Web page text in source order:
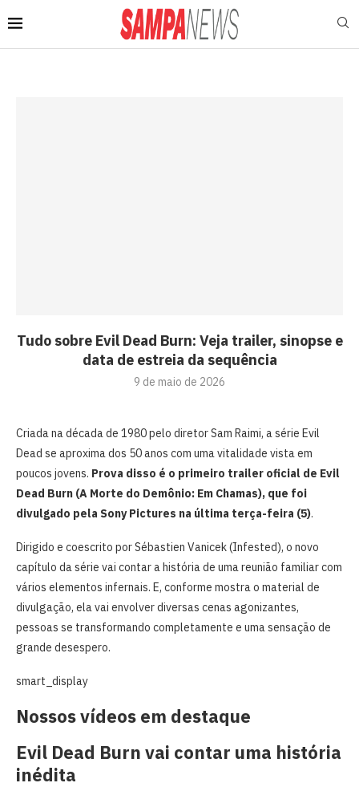
Tudo sobre Evil Dead Burn: Veja trailer, sinopse e
data de estreia da sequência
9 de maio de 2026
Criada na década de 1980 pelo diretor Sam Raimi, a série Evil
Dead se aproxima dos 50 anos com uma vitalidade vista em
poucos jovens. Prova disso é o primeiro trailer oficial de Evil
Dead Burn (A Morte do Demônio: Em Chamas), que foi
divulgado pela Sony Pictures na última terça-feira (5).
Dirigido e coescrito por Sébastien Vanicek (Infested), o novo
capítulo da série vai contar a história de uma reunião familiar com
vários elementos infernais. E, conforme mostra o material de
divulgação, ela vai envolver diversas cenas agonizantes,
pessoas se transformando completamente e uma sensação de
grande desespero.
smart_display
Nossos vídeos em destaque
Evil Dead Burn vai contar uma história
inédita